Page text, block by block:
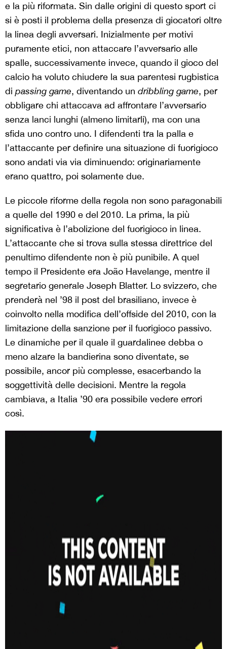
e la più riformata. Sin dalle origini di questo sport ci
si è posti il problema della presenza di giocatori oltre
la linea degli avversari. Inizialmente per motivi
puramente etici, non attaccare l’avversario alle
spalle, successivamente invece, quando il gioco del
calcio ha voluto chiudere la sua parentesi rugbistica
di passing game, diventando un dribbling game, per
obbligare chi attaccava ad affrontare l’avversario
senza lanci lunghi (almeno limitarli), ma con una
sfida uno contro uno. I difendenti tra la palla e
l’attaccante per definire una situazione di fuorigioco
sono andati via via diminuendo: originariamente
erano quattro, poi solamente due.
Le piccole riforme della regola non sono paragonabili
a quelle del 1990 e del 2010. La prima, la più
significativa è l’abolizione del fuorigioco in linea.
L’attaccante che si trova sulla stessa direttrice del
penultimo difendente non è più punibile. A quel
tempo il Presidente era João Havelange, mentre il
segretario generale Joseph Blatter. Lo svizzero, che
prenderà nel ’98 il post del brasiliano, invece è
coinvolto nella modifica dell’offside del 2010, con la
limitazione della sanzione per il fuorigioco passivo.
Le dinamiche per il quale il guardalinee debba o
meno alzare la bandierina sono diventate, se
possibile, ancor più complesse, esacerbando la
soggettività delle decisioni. Mentre la regola
cambiava, a Italia ’90 era possibile vedere errori
così.